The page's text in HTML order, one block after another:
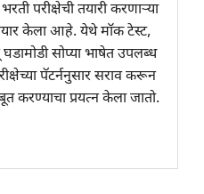
परीक्षेची तयारी करणाऱ्या
तयार केला आहे. येथे मॉक टेस्ट,
सोप्या भाषेत उपलब्ध
पॅटर्ननुसार सराव करून
करण्याचा प्रयत्न केला जातो.